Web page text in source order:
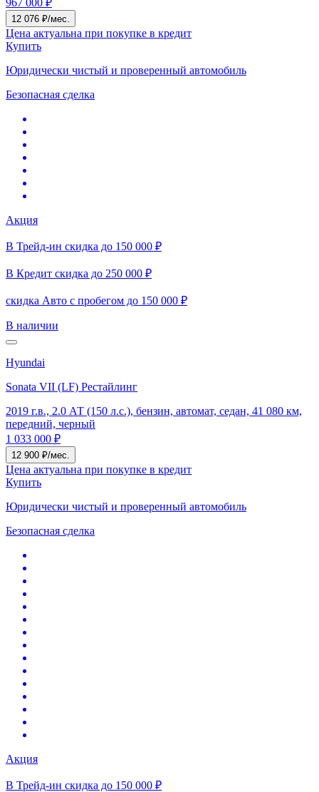
12 076 ₽/мес.
Цена актуальна при покупке в кредит
Купить
Юридически чистый и проверенный автомобиль
Безопасная сделка
Акция
В Трейд-ин скидка до 150 000 ₽
В Кредит скидка до 250 000 ₽
скидка Авто с пробегом до 150 000 ₽
В наличии
Hyundai
Sonata VII (LF) Рестайлинг
2019 г.в., 2.0 АТ (150 л.с.), бензин, автомат, седан, 41 080 км,
передний, черный
1 033 000 ₽
12 900 ₽/мес.
Цена актуальна при покупке в кредит
Купить
Юридически чистый и проверенный автомобиль
Безопасная сделка
Акция
В Трейд-ин скидка до 150 000 ₽